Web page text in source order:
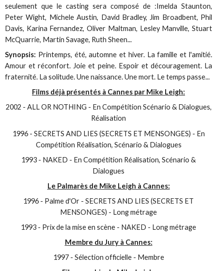
seulement que le casting sera composé de :Imelda Staunton,
Peter Wight, Michele Austin, David Bradley, Jim Broadbent, Phil
Davis, Karina Fernandez, Oliver Maltman, Lesley Manville, Stuart
McQuarrie, Martin Savage, Ruth Sheen...
Synopsis: Printemps, été, automne et hiver. La famille et l'amitié.
Amour et réconfort. Joie et peine. Espoir et découragement. La
fraternité. La solitude. Une naissance. Une mort. Le temps passe...
Films déjà présentés à Cannes par Mike Leigh:
2002 - ALL OR NOTHING - En Compétition Scénario & Dialogues,
Réalisation
1996 - SECRETS AND LIES (SECRETS ET MENSONGES) - En
Compétition Réalisation, Scénario & Dialogues
1993 - NAKED - En Compétition Réalisation, Scénario &
Dialogues
Le Palmarès de Mike Leigh à Cannes:
1996 - Palme d'Or - SECRETS AND LIES (SECRETS ET
MENSONGES) - Long métrage
1993 - Prix de la mise en scène - NAKED - Long métrage
Membre du Jury à Cannes:
1997 - Sélection officielle - Membre